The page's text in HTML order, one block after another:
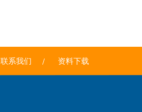
联系我们 资料下载